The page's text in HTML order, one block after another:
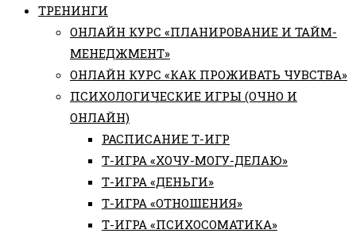
ТРЕНИНГИ
ОНЛАЙН КУРС «ПЛАНИРОВАНИЕ И ТАЙМ-
МЕНЕДЖМЕНТ»
ОНЛАЙН КУРС «КАК ПРОЖИВАТЬ ЧУВСТВА»
ПСИХОЛОГИЧЕСКИЕ ИГРЫ (ОЧНО И
ОНЛАЙН)
РАСПИСАНИЕ Т-ИГР
Т-ИГРА «ХОЧУ-МОГУ-ДЕЛАЮ»
Т-ИГРА «ДЕНЬГИ»
Т-ИГРА «ОТНОШЕНИЯ»
Т-ИГРА «ПСИХОСОМАТИКА»